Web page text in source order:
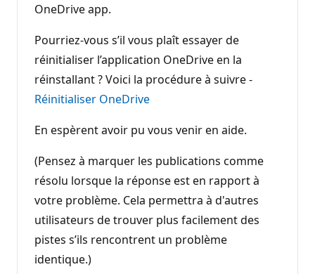
OneDrive app.
Pourriez-vous s’il vous plaît essayer de
réinitialiser l’application OneDrive en la
réinstallant ? Voici la procédure à suivre -
Réinitialiser OneDrive
En espèrent avoir pu vous venir en aide.
(Pensez à marquer les publications comme
résolu lorsque la réponse est en rapport à
votre problème. Cela permettra à d'autres
utilisateurs de trouver plus facilement des
pistes s’ils rencontrent un problème
identique.)